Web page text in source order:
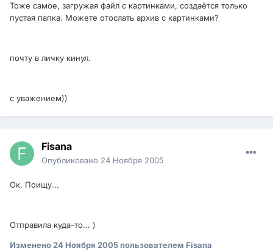
Тоже самое, загружая файл с картинками, создаётся только
пустая папка. Можете отослать архив с картинками?
почту в личку кинул.
с уважением))
Fisana
Опубликовано 24 Ноября 2005
Ок. Поищу...
Отправила куда-то... )
Изменено24 Ноября 2005пользователем Fisana